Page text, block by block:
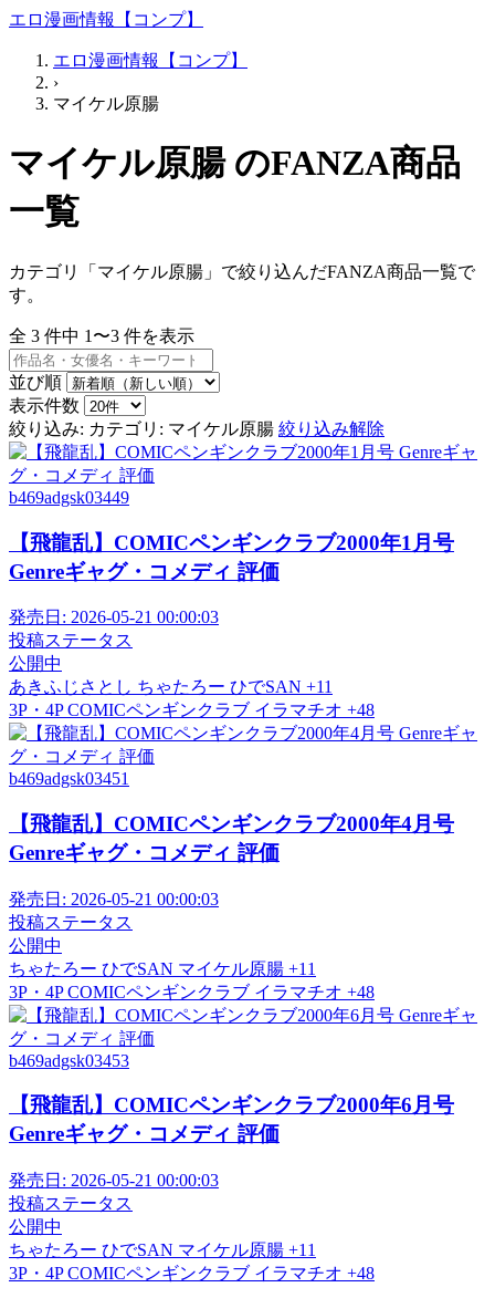
エロ漫画情報【コンプ】
エロ漫画情報【コンプ】
›
マイケル原腸
マイケル原腸 のFANZA商品
一覧
カテゴリ「マイケル原腸」で絞り込んだFANZA商品一覧で
す。
全 3 件中 1〜3 件を表示
並び順
表示件数
絞り込み: カテゴリ: マイケル原腸 絞り込み解除
b469adgsk03449
【飛龍乱】COMICペンギンクラブ2000年1月号
Genreギャグ・コメディ 評価
発売日: 2026-05-21 00:00:03
投稿ステータス
公開中
あきふじさとし ちゃたろー ひでSAN +11
3P・4PCOMICペンギンクラブ イラマチオ +48
b469adgsk03451
【飛龍乱】COMICペンギンクラブ2000年4月号
Genreギャグ・コメディ 評価
発売日: 2026-05-21 00:00:03
投稿ステータス
公開中
ちゃたろー ひでSAN マイケル原腸 +11
3P・4PCOMICペンギンクラブ イラマチオ +48
b469adgsk03453
【飛龍乱】COMICペンギンクラブ2000年6月号
Genreギャグ・コメディ 評価
発売日: 2026-05-21 00:00:03
投稿ステータス
公開中
ちゃたろー ひでSAN マイケル原腸 +11
3P・4PCOMICペンギンクラブ イラマチオ +48